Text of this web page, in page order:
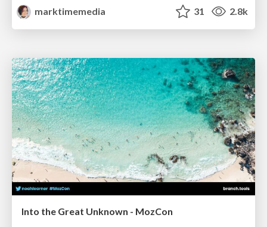
marktimemedia
31 2.8k
Into the Great Unknown - MozCon